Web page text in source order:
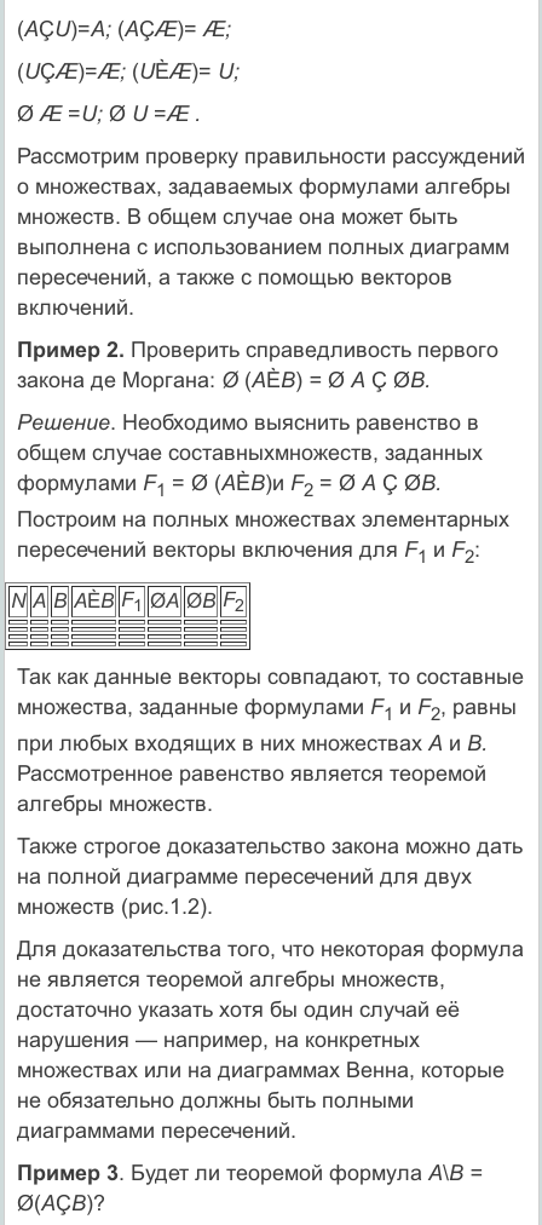
(АÇU)=A; (АÇÆ)= Æ;
(UÇÆ)=Æ; (UÈÆ)= U;
ØÆ =U; ØU =Æ .
Рассмотрим проверку правильности рассуждений
о множествах, задаваемых формулами алгебры
множеств. В общем случае она может быть
выполнена с использованием полных диаграмм
пересечений, а также с помощью векторов
включений.
Пример 2. Проверить справедливость первого
закона де Моргана: Ø (АÈВ)= ØА Ç ØВ.
Решение. Необходимо выяснить равенство в
общем случае составныхмножеств, заданных
формулами F1 = Ø (АÈВ)и F2= ØА Ç ØВ.
Построим на полных множествах элементарных
пересечений векторы включения для F1 и F2:
N А В АÈВ F1 ØА ØB F2
Так как данные векторы совпадают, то составные
множества, заданные формулами F1 и F2, равны
при любых входящих в них множествах А и В.
Рассмотренное равенство является теоремой
алгебры множеств.
Также строгое доказательство закона можно дать
на полной диаграмме пересечений для двух
множеств (рис.1.2).
Для доказательства того, что некоторая формула
не является теоремой алгебры множеств,
достаточно указать хотя бы один случай её
нарушения — например, на конкретных
множествах или на диаграммах Венна, которые
не обязательно должны быть полными
диаграммами пересечений.
Пример 3. Будет ли теоремой формула А\В =
Ø(АÇВ)?